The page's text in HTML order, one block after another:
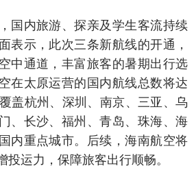
内旅游、探亲及学生客流持续
表示，此次三条新航线的开通，
中通道，丰富旅客的暑期出行选
在太原运营的国内航线总数将达
盖杭州、深圳、南京、三亚、乌
、长沙、福州、青岛、珠海、海
内重点城市。后续，海南航空将
投运力，保障旅客出行顺畅。